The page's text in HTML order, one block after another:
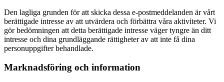
Den lagliga grunden för att skicka dessa e-postmeddelanden är vårt
berättigade intresse av att utvärdera och förbättra våra aktiviteter. Vi
gör bedömningen att detta berättigade intresse väger tyngre än ditt
intresse och dina grundläggande rättigheter av att inte få dina
personuppgifter behandlade.
Marknadsföring och information